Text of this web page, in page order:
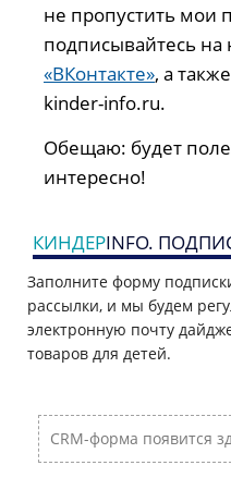
не пропустить мои
подписывайтесь на
«ВКонтакте», а
kinder-info.ru.
Обещаю: будет
интересно!
КИНДЕРINFO.
Заполните форму
рассылки, и мы будем
электронную почту
товаров для детей.
CRM-форма появится